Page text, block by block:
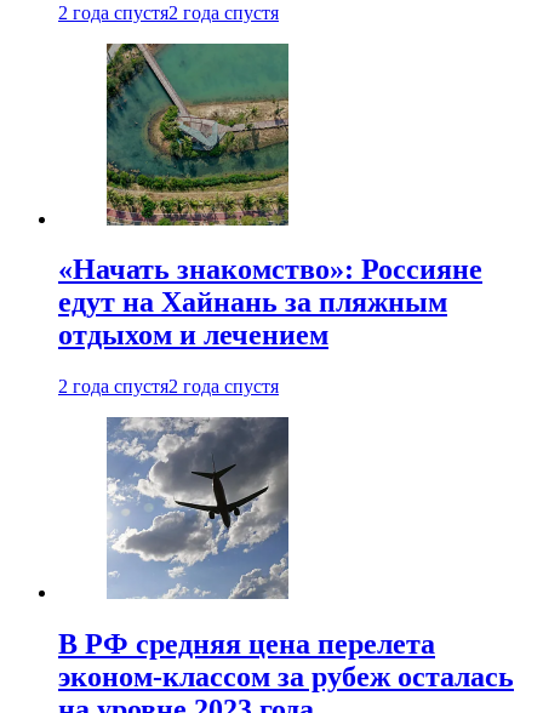
2 года спустя2 года спустя
«Начать знакомство»: Россияне
едут на Хайнань за пляжным
отдыхом и лечением
2 года спустя2 года спустя
В РФ средняя цена перелета
эконом-классом за рубеж осталась